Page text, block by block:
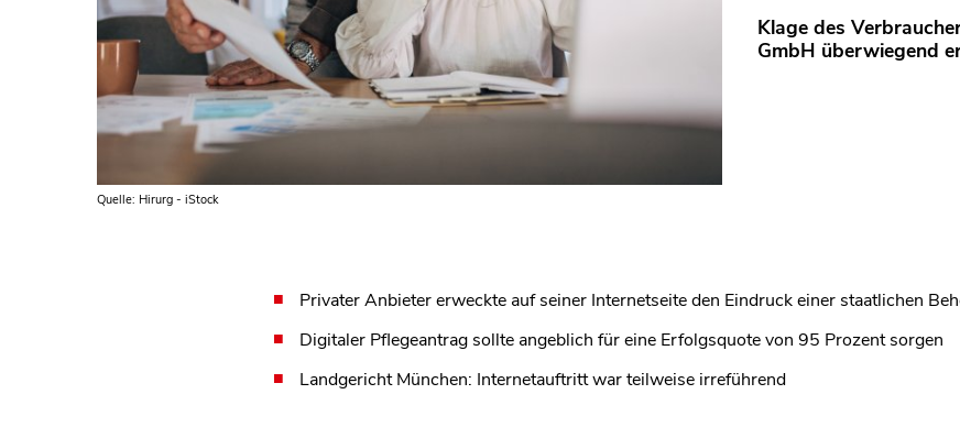
Quelle: Hirurg - iStock
Klage des
GmbH überwiegend
Privater Anbieter erweckte auf seiner Internetseite den Eindruck einer staatlichen
Digitaler Pflegeantrag sollte angeblich für eine Erfolgsquote von 95 Prozent sorgen
Landgericht München: Internetauftritt war teilweise irreführend